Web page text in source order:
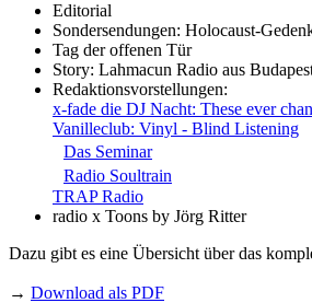
Editorial
Sondersendungen: Holocaust-
Tag der offenen Tür
Story: Lahmacun Radio aus
Redaktionsvorstellungen:
x-fade die DJ Nacht: These ever
Vanilleclub: Vinyl - Blind Listening
Das Seminar
Radio Soultrain
TRAP Radio
radio x Toons by Jörg Ritter
Dazu gibt es eine Übersicht über das
→ Download als PDF